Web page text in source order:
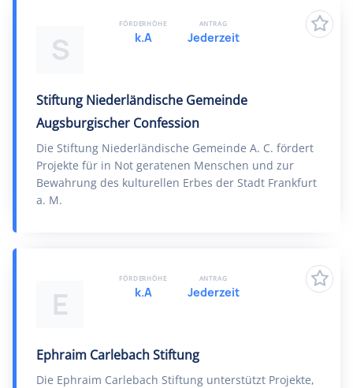
S
Stiftung Niederländische Gemeinde
Augsburgischer Confession
Die Stiftung Niederländische Gemeinde A. C. fördert
Projekte für in Not geratenen Menschen und zur
Bewahrung des kulturellen Erbes der Stadt Frankfurt
a. M.
FÖRDERHÖHE
k.A
ANTRAG
Jederzeit
E
Ephraim Carlebach Stiftung
Die Ephraim Carlebach Stiftung unterstützt Projekte,
FÖRDERHÖHE
k.A
ANTRAG
Jederzeit